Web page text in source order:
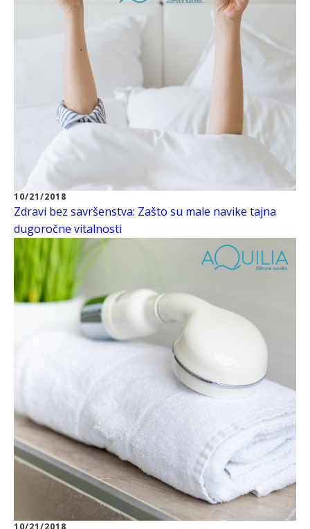
10/21/2018
Zdravi bez savršenstva: Zašto su male navike tajna
dugoročne vitalnosti
10/21/2018